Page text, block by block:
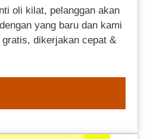
oli kilat, pelanggan akan
yang baru dan kami
dikerjakan cepat &